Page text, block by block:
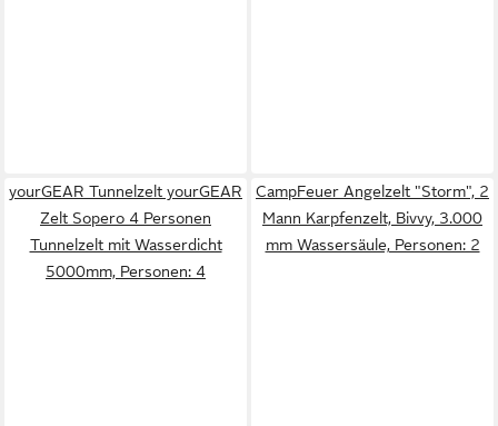
yourGEAR Tunnelzelt yourGEAR
Zelt Sopero 4 Personen
Tunnelzelt mit Wasserdicht
5000mm, Personen: 4
CampFeuer Angelzelt "Storm", 2
Mann Karpfenzelt, Bivvy, 3.000
mm Wassersäule, Personen: 2